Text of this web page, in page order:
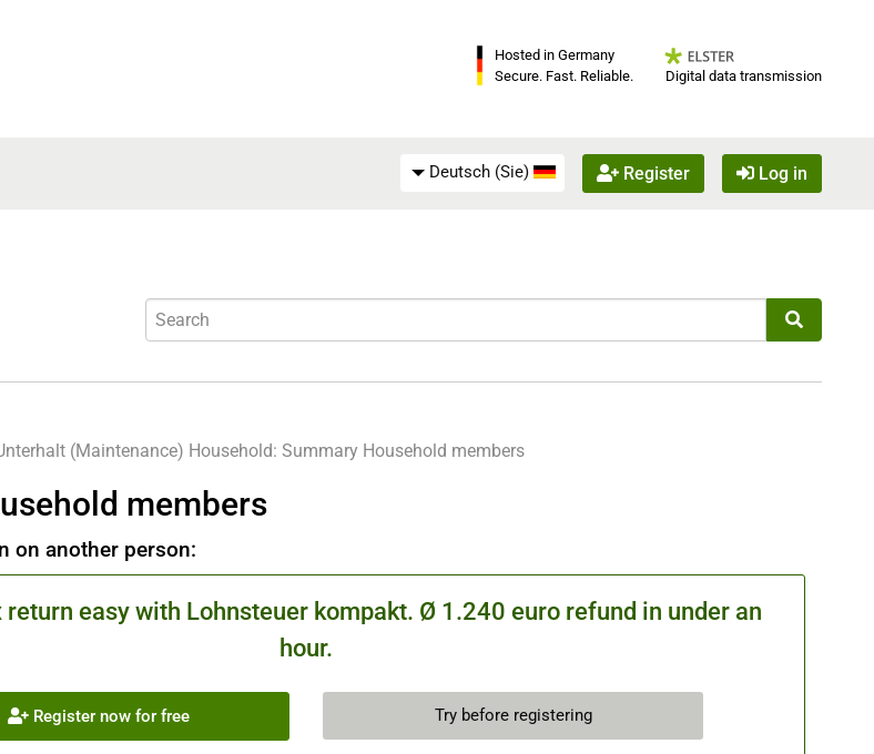
Hosted in Germany
Secure. Fast. Reliable.
Digital data transmission
Deutsch (Sie) Register Log in
(Maintenance) Household: Summary Household members
members
on another person:
return easy with Lohnsteuer kompakt. Ø 1.240 euro refund in under an
hour.
Register now for free Try before registering